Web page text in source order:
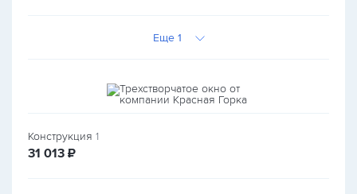
Еще 1
Конструкция 1
31 013 руб.
₽